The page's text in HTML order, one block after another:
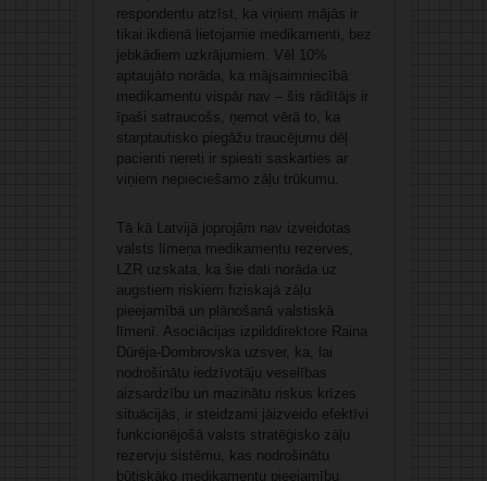
respondentu atzīst, ka viņiem mājās ir
tikai ikdienā lietojamie medikamenti, bez
jebkādiem uzkrājumiem. Vēl 10%
aptaujāto norāda, ka mājsaimniecībā
medikamentu vispār nav – šis rādītājs ir
īpaši satraucošs, ņemot vērā to, ka
starptautisko piegāžu traucējumu dēļ
pacienti nereti ir spiesti saskarties ar
viņiem nepieciešamo zāļu trūkumu.
Tā kā Latvijā joprojām nav izveidotas
valsts līmeņa medikamentu rezerves,
LZR uzskata, ka šie dati norāda uz
augstiem riskiem fiziskajā zāļu
pieejamībā un plānošanā valstiskā
līmenī. Asociācijas izpilddirektore Raina
Dūrēja-Dombrovska uzsver, ka, lai
nodrošinātu iedzīvotāju veselības
aizsardzību un mazinātu riskus krīzes
situācijās, ir steidzami jāizveido efektīvi
funkcionējošā valsts stratēģisko zāļu
rezervju sistēmu, kas nodrošinātu
būtiskāko medikamentu pieejamību